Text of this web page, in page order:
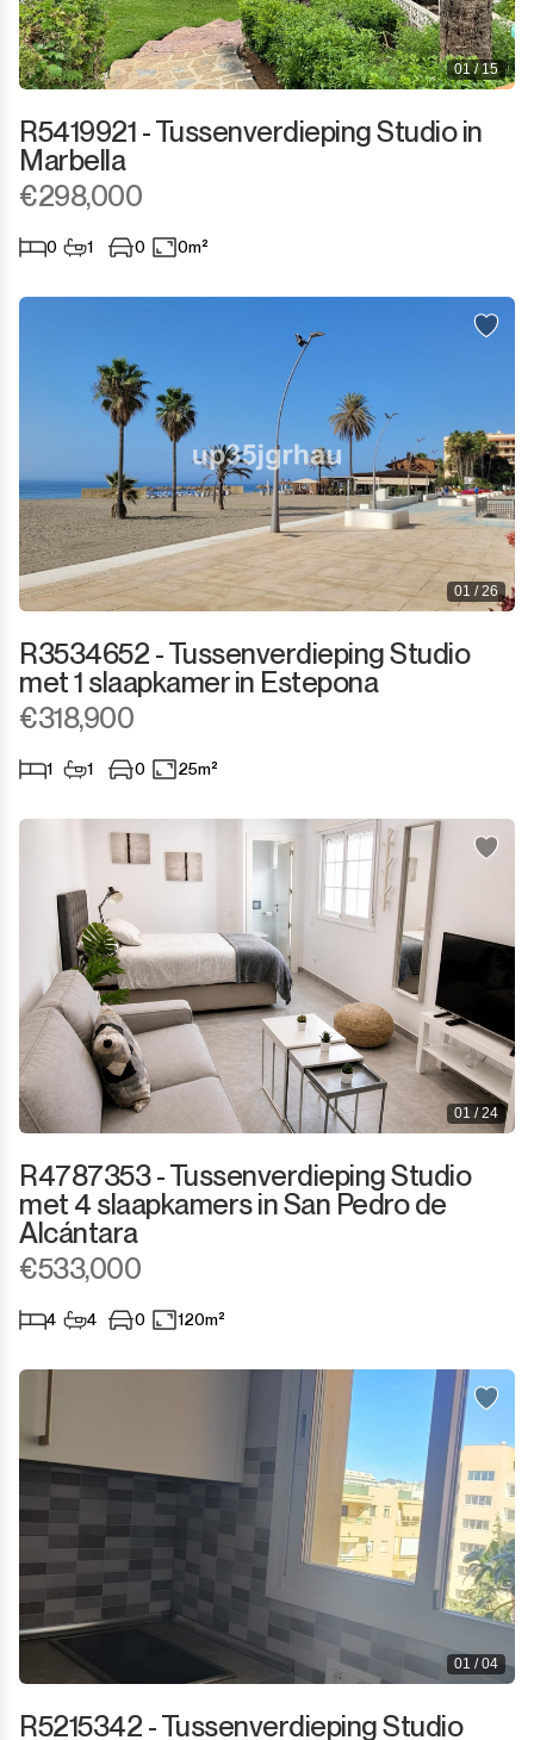
01 / 15
R5419921 - Tussenverdieping Studio in
Marbella
€298,000
0 1 0 0m²
01 / 26
R3534652 - Tussenverdieping Studio
met 1 slaapkamer in Estepona
€318,900
1 1 0 25m²
01 / 24
R4787353 - Tussenverdieping Studio
met 4 slaapkamers in San Pedro de
Alcántara
€533,000
4 4 0 120m²
01 / 04
R5215342 - Tussenverdieping Studio